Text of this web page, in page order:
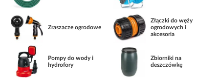
Zraszacze ogrodowe
Złączki do węży
ogrodowych i
akcesoria
Pompy do wody i
hydrofory
Zbiorniki na
deszczówkę